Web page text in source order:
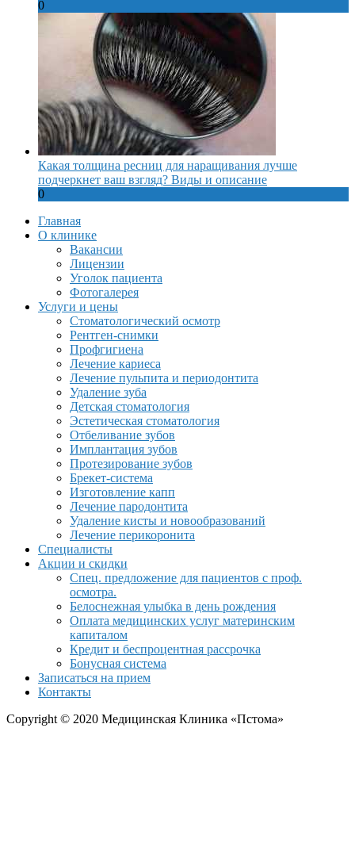
0
Какая толщина ресниц для наращивания лучше
подчеркнет ваш взгляд? Виды и описание
0
Главная
О клинике
Вакансии
Лицензии
Уголок пациента
Фотогалерея
Услуги и цены
Стоматологический осмотр
Рентген-снимки
Профгигиена
Лечение кариеса
Лечение пульпита и периодонтита
Удаление зуба
Детская стоматология
Эстетическая стоматология
Отбеливание зубов
Имплантация зубов
Протезирование зубов
Брекет-система
Изготовление капп
Лечение пародонтита
Удаление кисты и новообразований
Лечение перикоронита
Специалисты
Акции и скидки
Спец. предложение для пациентов с проф.
осмотра.
Белоснежная улыбка в день рождения
Оплата медицинских услуг материнским
капиталом
Кредит и беспроцентная рассрочка
Бонусная система
Записаться на прием
Контакты
Copyright © 2020 Медицинская Клиника «Пстома»